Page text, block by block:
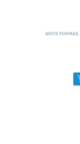
AROS FORMAS